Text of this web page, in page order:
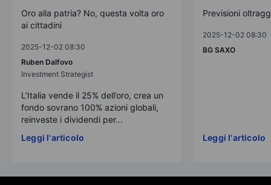
Oro alla patria? No, questa volta oro
ai cittadini
2025-12-02 08:30
Ruben Dalfovo
Investment Strategist
L’Italia vende il 25% dell’oro, crea un
fondo sovrano 100% azioni globali,
reinveste i dividendi per...
Leggi l'articolo
Previsioni
2025-12-02 08:30
BG SAXO
Leggi l'articolo